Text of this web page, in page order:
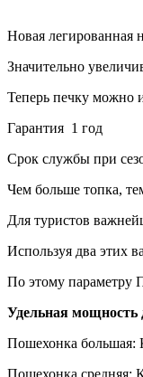
Новая
Значительно
Теперь печку можно
Гарантия 1 год
Срок службы при
Чем больше топка,
Для туристов
Используя два этих
По этому параметру
Удельная мощность
Пошехонка большая:
Пошехонка средняя: